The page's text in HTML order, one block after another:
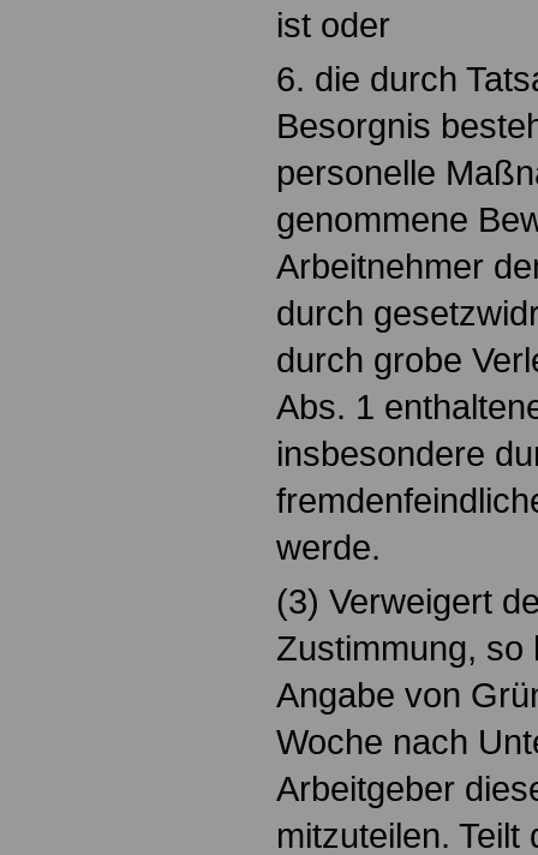
ist oder
6. die durch
Besorgnis
personelle
genommene
Arbeitnehmer
durch
durch grobe
Abs. 1
insbesondere
werde.
(3) Verweigert
Zustimmung, so
Angabe von
Woche nach
Arbeitgeber
mitzuteilen.